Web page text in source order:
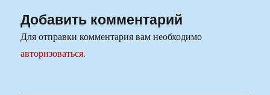
Добавить комментарий
Для отправки комментария вам необходимо
авторизоваться.